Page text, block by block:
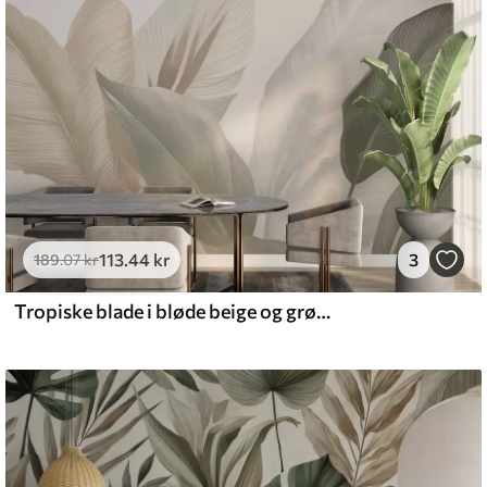
.33269.00kr /m²
and Stick
.67400.00kr/m²
189.07kr113.44 kr 3
Tropiske blade i bløde beige og grønne toner med akvareleffekt og blide farveovergange